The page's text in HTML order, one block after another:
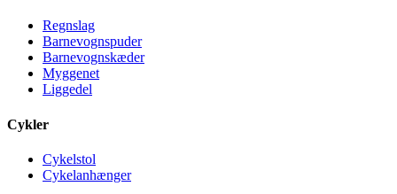
Regnslag
Barnevognspuder
Barnevognskæder
Myggenet
Liggedel
Cykler
Cykelstol
Cykelanhænger